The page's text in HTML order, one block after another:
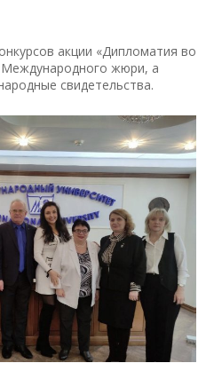
акции «Дипломатия во
жюри, а
свидетельства.